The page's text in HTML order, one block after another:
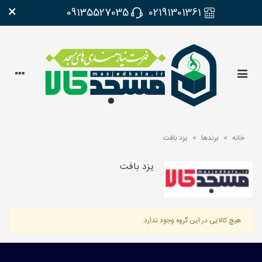
02191301361
09135527035
×
خانه > برندها > یزد بافت
یزد بافت
هیچ کالایی در این گروه وجود ندارد.